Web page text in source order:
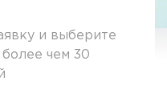
и выберите
чем 30